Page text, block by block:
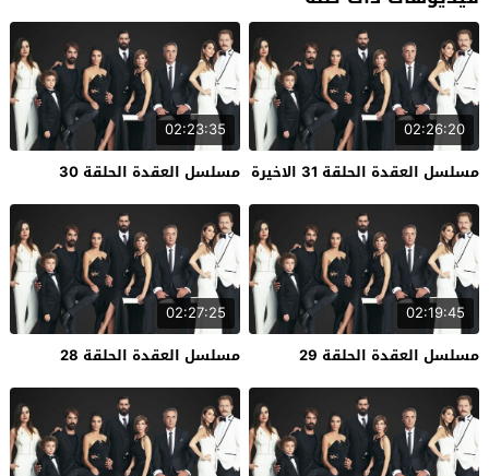
02:26:20
مسلسل العقدة الحلقة 31 الاخيرة
02:23:35
مسلسل العقدة الحلقة 30
02:19:45
مسلسل العقدة الحلقة 29
02:27:25
مسلسل العقدة الحلقة 28